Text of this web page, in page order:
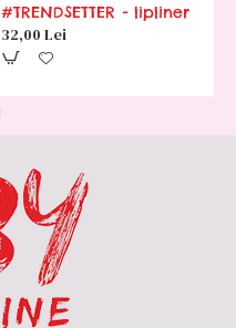
#TRENDSETTER - lipliner
32,00 Lei